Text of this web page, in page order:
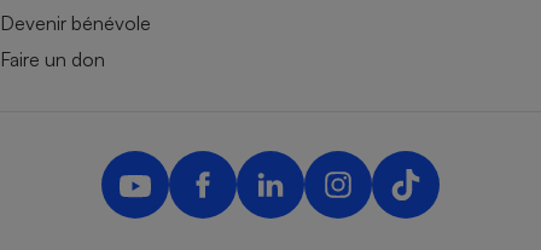
Devenir bénévole
Faire un don